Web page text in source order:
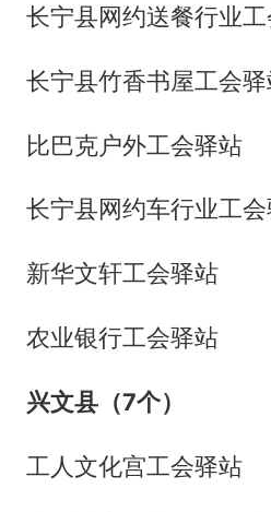
长宁县网约送餐行业
长宁县竹香书屋工会
比巴克户外工会驿站
长宁县网约车行业工
新华文轩工会驿站
农业银行工会驿站
兴文县（7个）
工人文化宫工会驿站